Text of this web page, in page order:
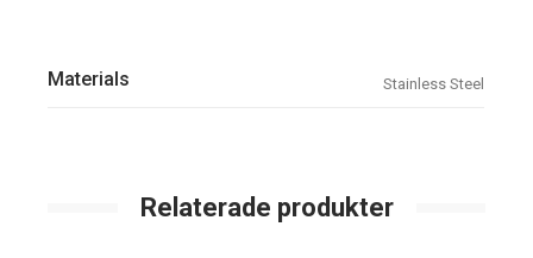
Materials Stainless Steel
Relaterade produkter